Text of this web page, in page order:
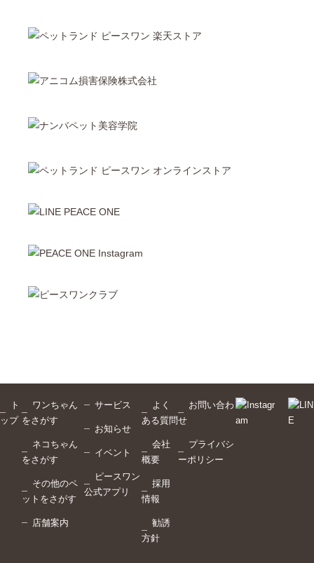
ト
ップ
ワンちゃん
をさがす
ネコちゃん
をさがす
その他のペ
ットをさがす
店舗案内
サービス
お知らせ
イベント
ピースワン
公式アプリ
よく
ある質問
会社
概要
採用
情報
勧誘
方針
お問い合わ
せ
プライバシ
ーポリシー